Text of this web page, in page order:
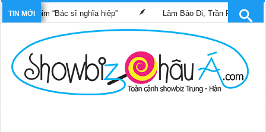
TIN MỚI
phim “Bác sĩ nghĩa hiệp” Lâm Bảo Di, Trần Pháp Dung tái